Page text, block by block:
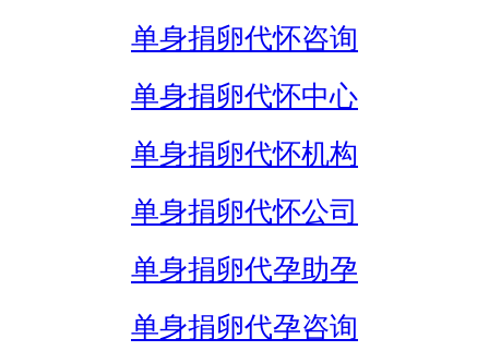
单身捐卵代怀咨询
单身捐卵代怀中心
单身捐卵代怀机构
单身捐卵代怀公司
单身捐卵代孕助孕
单身捐卵代孕咨询